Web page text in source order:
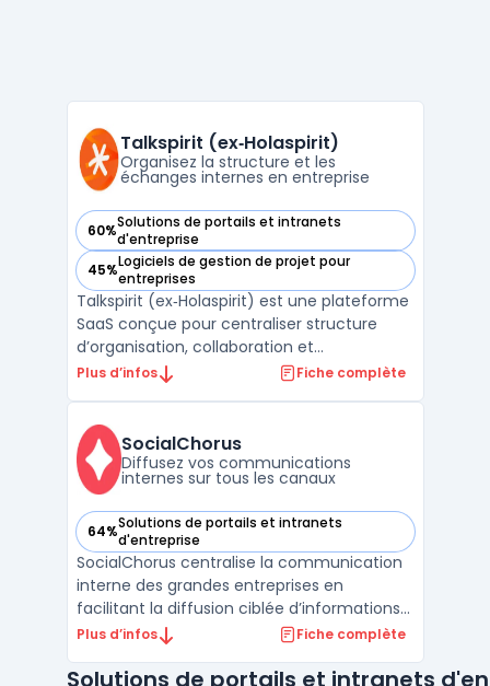
Talkspirit (ex‑Holaspirit)
Organisez la structure et les
échanges internes en entreprise
60%Solutions de portails et intranets
d'entreprise
— voir Talkspirit (ex‑Holaspirit) dans cette catégorie
45%Logiciels de gestion de projet pour
entreprises
— voir Talkspirit (ex‑Holaspirit) dans cette catégorie
Talkspirit (ex‑Holaspirit) est une plateforme
SaaS conçue pour centraliser structure
d’organisation, collaboration et
communication interne dans un
groupes multi-structures et les
organisations en transformation qui gère ...
Plus d’infos Fiche complète
SocialChorus
Diffusez vos communications
internes sur tous les canaux
64%Solutions de portails et intranets
d'entreprise
— voir SocialChorus dans cette catégorie
SocialChorus centralise la communication
interne des grandes entreprises en
facilitant la diffusion ciblée d’informations
auprès de chaque profil d’employé. Cette
s’ajuste aux enjeux de personnalisation des
Plus d’infos Fiche complète
Solutions de portails et intranets